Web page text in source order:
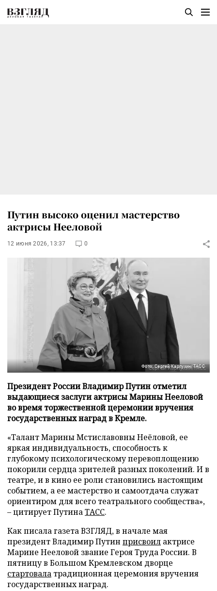
Путин высоко оценил мастерство
актрисы Нееловой
12 июня 2026, 13:37 0
Фото: Сергей Карпухин/ТАСС
Президент России Владимир Путин отметил
выдающиеся заслуги актрисы Марины Нееловой
во время торжественной церемонии вручения
государственных наград в Кремле.
«Талант Марины Мстиславовны Неёловой, ее
яркая индивидуальность, способность к
глубокому психологическому перевоплощению
покорили сердца зрителей разных поколений. И в
театре, и в кино ее роли становились настоящим
событием, а ее мастерство и самоотдача служат
ориентиром для всего театрального сообщества»,
– цитирует ПутинаТАСС.
Как писала газета ВЗГЛЯД, в начале мая
президент Владимир Путин присвоил актрисе
Марине Нееловой звание Героя Труда России. В
пятницу в Большом Кремлевском дворце
стартовала традиционная церемония вручения
государственных наград.